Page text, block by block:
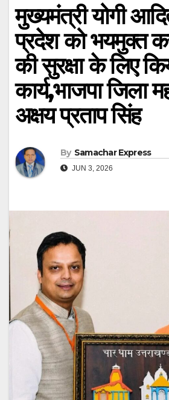
मुख्यमंत्री योगी
प्रदेश को भयमुक्त
की सुरक्षा के लिए
कार्य,भाजपा जिला
अक्षय प्रताप सिंह
By Samachar Express
JUN 3, 2026